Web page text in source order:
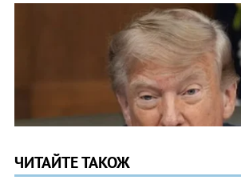
ЧИТАЙТЕ ТАКОЖ